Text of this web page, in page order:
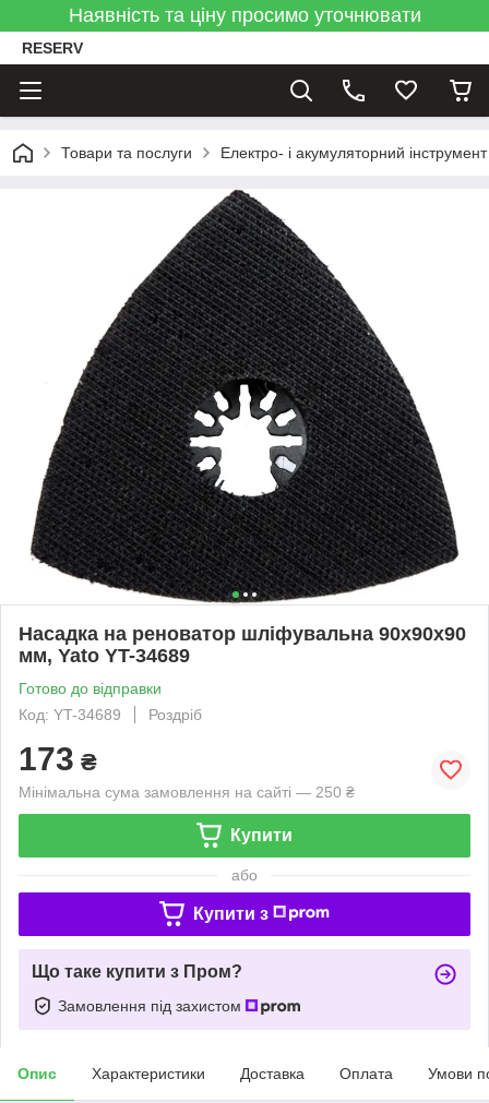
Наявність та ціну просимо уточнювати
RESERV
Товари та послуги Електро- і акумуляторний інструмент
Насадка на реноватор шліфувальна 90х90х90
мм, Yato YT-34689
Готово до відправки
Код: YT-34689
Роздріб
173 ₴
Мінімальна сума замовлення на сайті — 250 ₴
Купити
або
Купити з
Що таке купити з Пром?
Замовлення під захистом
Опис Характеристики Доставка Оплата Умови